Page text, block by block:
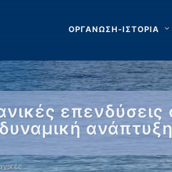
ΟΡΓΑΝΩΣΗ-ΙΣΤΟΡΙΑ
επενδύσεις
ανάπτυξη
…